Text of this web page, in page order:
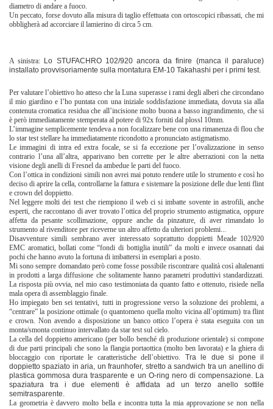
diametro di andare a fuoco.
Un peccato, forse dovuto alla misura di taglio effettuata con ortoscopici ribassati, che mi
obbligherà ad accorciare il lamierino di circa 5 cm.
A sinistra: Lo STUFACHRO 102/920 ancora da finire (manca il paraluce)
installato provvisoriamente sulla montatura EM-10 Takahashi per i primi test.
Per valutare l’obiettivo ho atteso che la Luna superasse i rami degli alberi che circondano
il mio giardino e l’ho puntata con una iniziale soddisfazione immediata, dovuta sia alla
contenuta cromatica residua che all’incisione molto buona a basso ingrandimento, che si
è però immediatamente stemperata al potere di 92x forniti dal plossl 10mm.
L’immagine semplicemente tendeva a non focalizzare bene con una rimanenza di flou che
lo star test stellare ha immediatamente ricondotto a pronunciato astigmatismo.
Le immagini di intra ed extra focale, se si fa eccezione per l’ovalizzazione in senso
contrario l’una all’altra, apparivano ben corrette per le altre aberrazioni con la netta
visione degli anelli di Fresnel da ambedue le parti del fuoco.
Con l’ottica in condizioni simili non avrei mai potuto rendere utile lo strumento e così ho
deciso di aprire la cella, controllarne la fattura e sistemare la posizione delle due lenti flint
e crown del doppietto.
Nel leggere molti dei test che riempiono il web ci si imbatte sovente in astrofili, anche
esperti, che raccontano di aver trovato l’ottica del proprio strumento astigmatica, oppure
affetta da pesante scollimazione, oppure anche da pinzature, di aver rimandato lo
strumento al rivenditore per riceverne un altro affetto da ulteriori problemi...
Disavventure simili sembrano aver interessato soprattutto doppietti Meade 102/920
EMC aromatici, bollati come “fondi di bottiglia inutili” da molti e invece osannati dai
pochi che hanno avuto la fortuna di imbattersi in esemplari a posto.
Mi sono sempre domandato però come fosse possibile riscontrare qualità così altalenanti
in prodotti a larga diffusione che solitamente hanno parametri produttivi standardizzati.
La risposta più ovvia, nel mio caso testimoniata da quanto fatto e ottenuto, risiede nella
mala opera di assemblaggio finale.
Ho impiegato ben sei tentativi, tutti in progressione verso la soluzione dei problemi, a
“centrare” la posizione ottimale (o quantomeno quella molto vicina all’optimum) tra flint
e crown. Non avendo a disposizione un banco ottico l’opera è stata eseguita con un
monta/smonta continuo intervallato da star test sul cielo.
La cella del doppietto americano (per bollo benché di produzione orientale) si compone
di due parti principali che sono la flangia portaottica (molto ben lavorata) e la ghiera di
bloccaggio con riportate le caratteristiche dell’obiettivo. Tra le due si pone il
doppietto spaziato in aria, un fraunhofer, stretto a sandwich tra un anellino di
plastica gommosa dura trasparente e un O-ring nero di compensazione. La
spaziatura tra i due elementi è affidata ad un terzo anello sottile
semitrasparente.
La geometria è davvero molto bella e incontra tutta la mia approvazione se non nella